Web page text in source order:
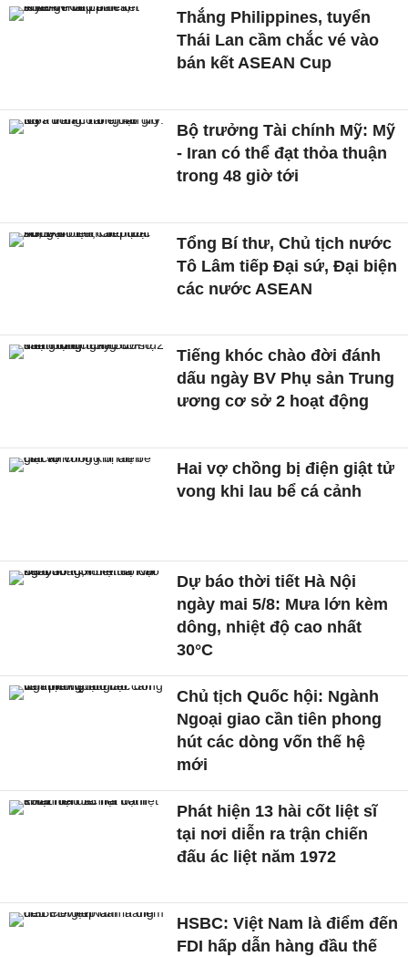
Thắng Philippines, tuyển
Thái Lan cầm chắc vé vào
bán kết ASEAN Cup
Bộ trưởng Tài chính Mỹ: Mỹ
- Iran có thể đạt thỏa thuận
trong 48 giờ tới
Tổng Bí thư, Chủ tịch nước
Tô Lâm tiếp Đại sứ, Đại biện
các nước ASEAN
Tiếng khóc chào đời đánh
dấu ngày BV Phụ sản Trung
ương cơ sở 2 hoạt động
Hai vợ chồng bị điện giật tử
vong khi lau bể cá cảnh
Dự báo thời tiết Hà Nội
ngày mai 5/8: Mưa lớn kèm
dông, nhiệt độ cao nhất
30°C
Chủ tịch Quốc hội: Ngành
Ngoại giao cần tiên phong
hút các dòng vốn thế hệ
mới
Phát hiện 13 hài cốt liệt sĩ
tại nơi diễn ra trận chiến
đấu ác liệt năm 1972
HSBC: Việt Nam là điểm đến
FDI hấp dẫn hàng đầu thế